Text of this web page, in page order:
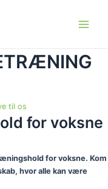
Menu
til os
for voksne
for voksne. Kom
hvor alle kan være